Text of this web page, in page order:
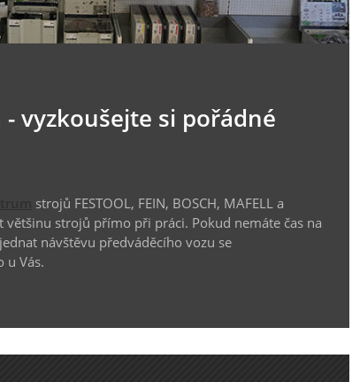
vyzkoušejte si pořádné
strojů FESTOOL, FEIN, BOSCH, MAFELL a
většinu strojů přímo při práci. Pokud nemáte čas na
návštěvu předváděcího vozu se
u Vás.